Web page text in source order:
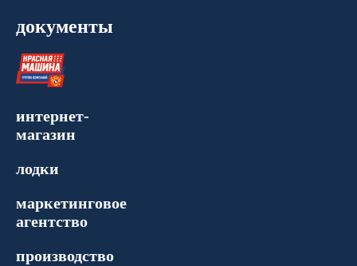
документы
интернет-
магазин
лодки
маркетинговое
агентство
производство